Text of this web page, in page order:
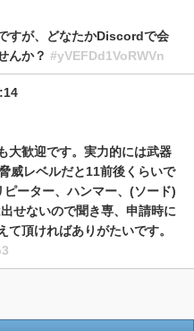
すが、どなたかDiscordで会
んか？ #yVEFDd1VoRWVn
大歓迎です。実力的には武器
威レベルだと11前後くらいで
ーター、ハンマー、(ソード)
せないので聞き専、申請時に
て頂ければありがたいです。